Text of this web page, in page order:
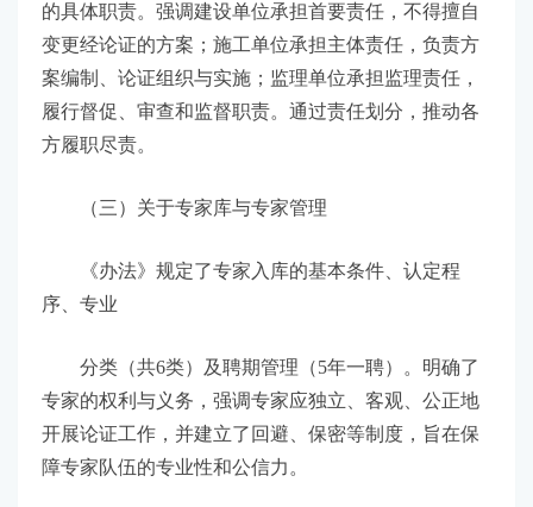
的具体职责。强调建设单位承担首要责任，不得擅自
变更经论证的方案；施工单位承担主体责任，负责方
案编制、论证组织与实施；监理单位承担监理责任，
履行督促、审查和监督职责。通过责任划分，推动各
方履职尽责。
（三）关于专家库与专家管理
《办法》规定了专家入库的基本条件、认定程
序、专业
分类（共6类）及聘期管理（5年一聘）。明确了
专家的权利与义务，强调专家应独立、客观、公正地
开展论证工作，并建立了回避、保密等制度，旨在保
障专家队伍的专业性和公信力。